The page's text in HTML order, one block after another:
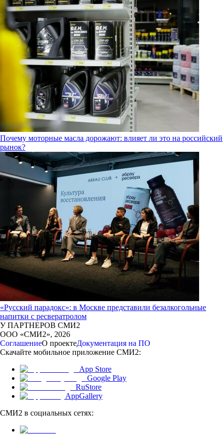
Почему моторные масла дорожают: влияет ли это на российский
рынок?
«Русский парадокс»: в Москве представили безалкогольные
напитки с ресвератролом
У ПАРТНЕРОВ СМИ2
ООО «СМИ2», 2026
СоглашениеО проектеДокументация на ПО
Скачайте мобильное приложение СМИ2:
App Store
Google Play
RuStore
AppGallery
СМИ2 в социальных сетях: